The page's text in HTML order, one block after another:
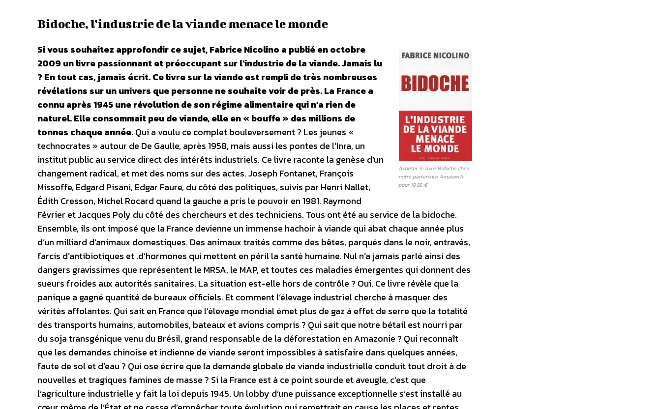
Bidoche, l’industrie de la viande menace le monde
Acheter le livre Bidoche chez
notre partenaire Amazon.fr
pour 19,95 €
Si vous souhaitez approfondir ce sujet, Fabrice Nicolino a publié en octobre
2009 un livre passionnant et préoccupant sur l’industrie de la viande. Jamais lu
? En tout cas, jamais écrit. Ce livre sur la viande est rempli de très nombreuses
révélations sur un univers que personne ne souhaite voir de près. La France a
connu après 1945 une révolution de son régime alimentaire qui n’a rien de
naturel. Elle consommait peu de viande, elle en « bouffe » des millions de
tonnes chaque année.Qui a voulu ce complet bouleversement ? Les jeunes «
technocrates » autour de De Gaulle, après 1958, mais aussi les pontes de l’Inra, un
institut public au service direct des intérêts industriels. Ce livre raconte la genèse d’un
changement radical, et met des noms sur des actes. Joseph Fontanet, François
Missoffe, Edgard Pisani, Edgar Faure, du côté des politiques, suivis par Henri Nallet,
Édith Cresson, Michel Rocard quand la gauche a pris le pouvoir en 1981. Raymond
Février et Jacques Poly du côté des chercheurs et des techniciens. Tous ont été au service de la bidoche.
Ensemble, ils ont imposé que la France devienne un immense hachoir à viande qui abat chaque année plus
d’un milliard d’animaux domestiques. Des animaux traités comme des bêtes, parqués dans le noir, entravés,
farcis d’antibiotiques et .d’hormones qui mettent en péril la santé humaine. Nul n’a jamais parlé ainsi des
dangers gravissimes que représentent le MRSA, le MAP, et toutes ces maladies émergentes qui donnent des
sueurs froides aux autorités sanitaires. La situation est-elle hors de contrôle ? Oui. Ce livre révèle que la
panique a gagné quantité de bureaux officiels. Et comment l’élevage industriel cherche à masquer des
vérités affolantes. Qui sait en France que l’élevage mondial émet plus de gaz à effet de serre que la totalité
des transports humains, automobiles, bateaux et avions compris ? Qui sait que notre bétail est nourri par
du soja transgénique venu du Brésil, grand responsable de la déforestation en Amazonie ? Qui reconnaît
que les demandes chinoise et indienne de viande seront impossibles à satisfaire dans quelques années,
faute de sol et d’eau ? Qui ose écrire que la demande globale de viande industrielle conduit tout droit à de
nouvelles et tragiques famines de masse ? Si la France est à ce point sourde et aveugle, c’est que
l’agriculture industrielle y fait la loi depuis 1945. Un lobby d’une puissance exceptionnelle s’est installé au